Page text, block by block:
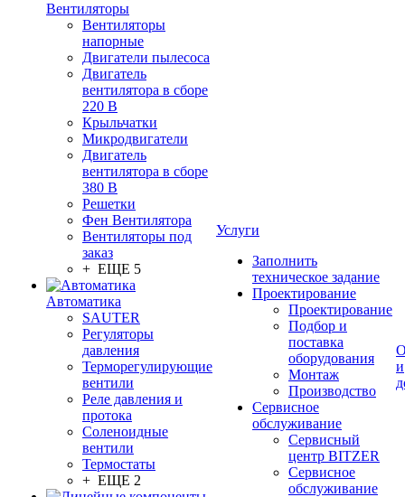
Вентиляторы
Вентиляторы
напорные
Двигатели пылесоса
Двигатель
вентилятора в сборе
220 В
Крыльчатки
Микродвигатели
Двигатель
вентилятора в сборе
380 В
Решетки
Фен Вентилятора
Вентиляторы под
заказ
+ ЕЩЕ 5
Автоматика
SAUTER
Регуляторы
давления
Терморегулирующие
вентили
Реле давления и
протока
Соленоидные
вентили
Термостаты
+ ЕЩЕ 2
Услуги
Заполнить
техническое задание
Проектирование
Проектирование
Подбор и
поставка
оборудования
Монтаж
Производство
Сервисное
обслуживание
Сервисный
центр BITZER
Сервисное
обслуживание
и